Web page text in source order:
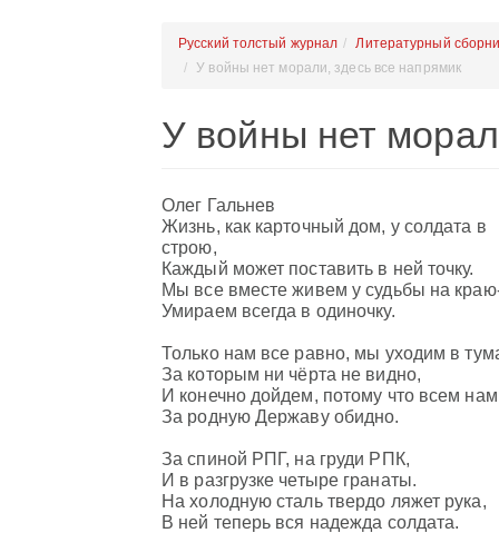
Русский толстый журнал
Литературный
У войны нет морали, здесь все напрямик
У войны нет
Олег Гальнев
Жизнь, как карточный дом, у солдата в
строю,
Каждый может поставить в ней точку.
Мы все вместе живем у судьбы на
Умираем всегда в одиночку.
Только нам все равно, мы уходим в
За которым ни чёрта не видно,
И конечно дойдем, потому что всем
За родную Державу обидно.
За спиной РПГ, на груди РПК,
И в разгрузке четыре гранаты.
На холодную сталь твердо ляжет рука,
В ней теперь вся надежда солдата.